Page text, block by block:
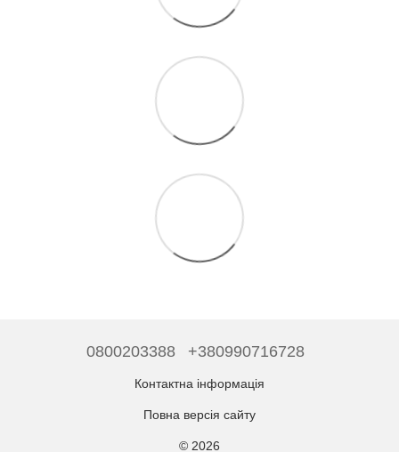
0800203388 +380990716728
Контактна інформація
Повна версія сайту
© 2026